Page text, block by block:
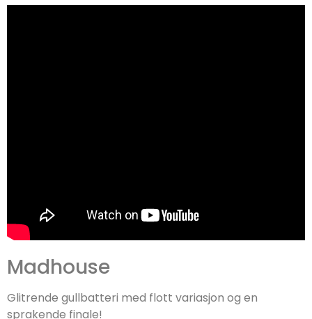
Madhouse
Glitrende gullbatteri med flott variasjon og en
sprakende finale!